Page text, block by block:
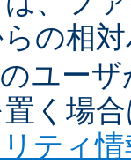
の相
ユー
く場
リティ